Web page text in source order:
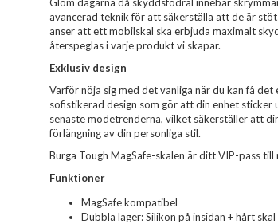
avancerad teknik för att säkerställa att de är
anser att ett mobilskal ska erbjuda maximalt
återspeglas i varje produkt vi skapar.
Exklusiv design
Varför nöja sig med det vanliga när du kan få
sofistikerad design som gör att din enhet sticker
senaste modetrenderna, vilket säkerställer att
förlängning av din personliga stil.
Burga Tough MagSafe-skalen är ditt VIP-pass
Funktioner
MagSafe kompatibel
Dubbla lager: Silikon på insidan + hårt